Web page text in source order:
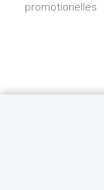
promotionelles